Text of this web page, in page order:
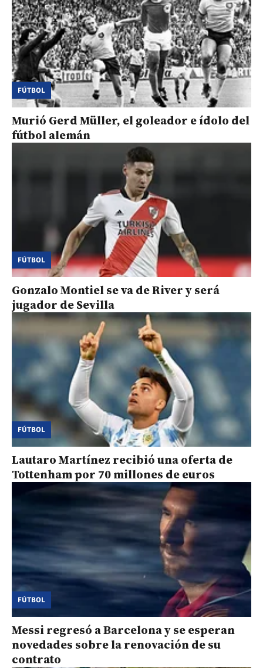
FÚTBOL
Murió Gerd Müller, el goleador e ídolo del
fútbol alemán
FÚTBOL
Gonzalo Montiel se va de River y será
jugador de Sevilla
FÚTBOL
Lautaro Martínez recibió una oferta de
Tottenham por 70 millones de euros
FÚTBOL
Messi regresó a Barcelona y se esperan
novedades sobre la renovación de su
contrato